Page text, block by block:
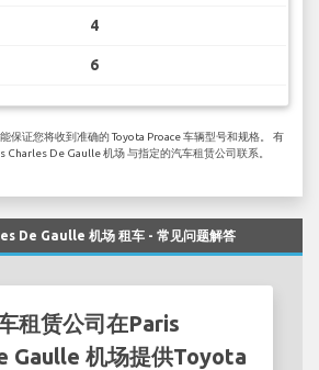
4
6
保证您将收到准确的 Toyota Proace 车辆型号和规格。 有
Charles De Gaulle 机场 与指定的汽车租赁公司联系。
De Gaulle 机场 租车 - 常见问题解答
租赁公司在Paris
Gaulle 机场提供Toyota